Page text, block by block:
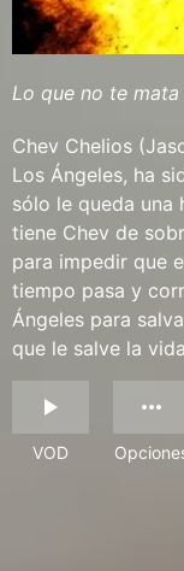
Lo que no te
Chev Chelios
Los Ángeles, ha
sólo le queda una
tiene Chev de
para impedir que
tiempo pasa y
Ángeles para
que le salve la
VOD